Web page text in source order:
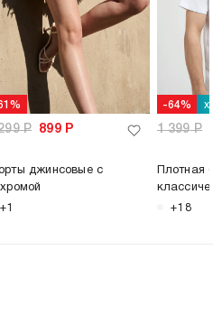
Р 899Р
джинсовые с
+1
-64%
1 399Р
Плотная
+18